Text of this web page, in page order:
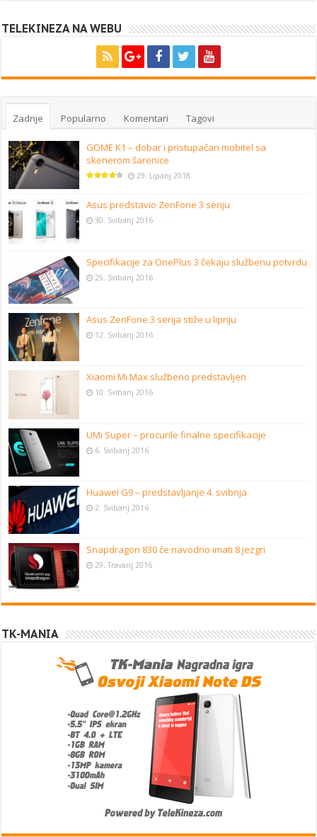
TELEKINEZA NA WEBU
Zadnje Popularno Komentari Tagovi
GOME K1 – dobar i pristupačan mobitel sa
skenerom šarenice
29. Lipanj 2018
Asus predstavio ZenFone 3 seriju
30. Svibanj 2016
Specifikacije za OnePlus 3 čekaju službenu potvrdu
25. Svibanj 2016
Asus ZenFone 3 serija stiže u lipnju
12. Svibanj 2016
Xiaomi Mi Max službeno predstavljen
10. Svibanj 2016
UMi Super – procurile finalne specifikacije
6. Svibanj 2016
Huawei G9 – predstavljanje 4. svibnja
2. Svibanj 2016
Snapdragon 830 će navodno imati 8 jezgri
29. Travanj 2016
TK-MANIA